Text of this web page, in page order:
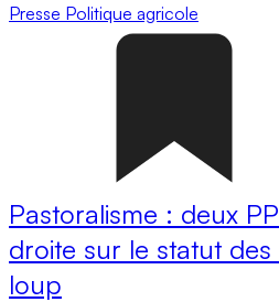
Presse Politique agricole
Pastoralisme : deux
droite sur le statut
loup